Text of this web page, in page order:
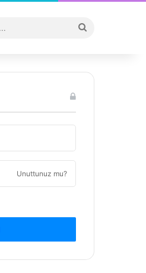
...
Unuttunuz mu?